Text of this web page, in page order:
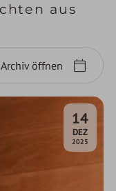
aus
Archiv öffnen
14
DEZ.
2025